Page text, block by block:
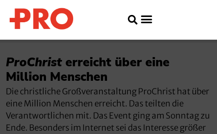
ProChrist erreicht über eine
Million Menschen
Die christliche Großveranstaltung ProChrist hat über
eine Million Menschen erreicht. Das teilten die
Verantwortlichen mit. Das Event ging am Sonntag zu
Ende. Besonders im Internet sei das Interesse größer